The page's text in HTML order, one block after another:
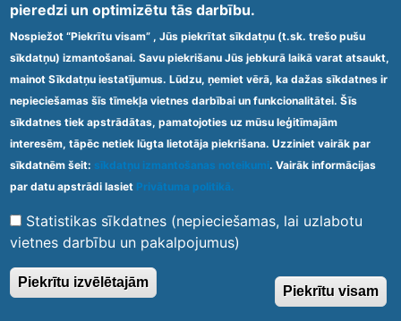
Nodrošinām vides piekļūstamību personām ar
funkcionāliem traucējumiem! SIA „Sanare-KRC
Jaunķemeri”, Kolkas ielā 20, Jūrmalā ir nodrošināta vides
piekļūstamība personām ar funkcionāliem traucējumiem,
tādejādi nodrošinot atbilstību Ministru kabineta
2009.gada 20.janvāra noteikumos Nr.60 „Noteikumi par
obligātajām prasībām ārstniecības iestādēm un to
struktūrvienībām” minētajām prasībām.
Ārstniecības iestādes kods 1300 – 64003
Footer
menu
Vietnes karte Noteikumi un privātuma politika
© 2020 Kūrorta Rehabilitācijas Centrs - Jaunķemeri. Visas tiesības
pieredzi un optimizētu tās darbību.
Nospiežot “Piekrītu visam” , Jūs piekrītat sīkdatņu (t.sk. trešo pušu
sīkdatņu) izmantošanai. Savu piekrišanu Jūs jebkurā laikā varat atsaukt,
mainot Sīkdatņu iestatījumus. Lūdzu, ņemiet vērā, ka dažas sīkdatnes ir
nepieciešamas šīs tīmekļa vietnes darbībai un funkcionalitātei. Šīs
sīkdatnes tiek apstrādātas, pamatojoties uz mūsu leģitīmajām
interesēm, tāpēc netiek lūgta lietotāja piekrišana. Uzziniet vairāk par
sīkdatnēm šeit: sīkdatņu izmantošanas noteikumi. Vairāk informācijas
par datu apstrādi lasiet Privātuma politikā.
Statistikas sīkdatnes (nepieciešamas, lai uzlabotu
vietnes darbību un pakalpojumus)
Piekrītu izvēlētajām
Piekrītu visam